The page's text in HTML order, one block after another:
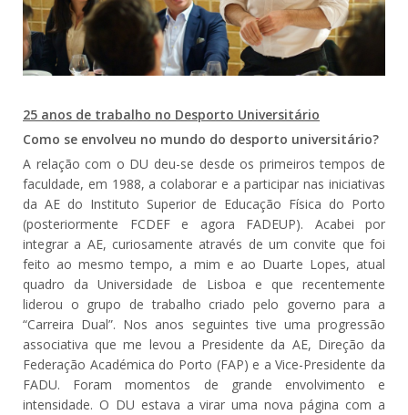
25 anos de trabalho no Desporto Universitário
Como se envolveu no mundo do desporto universitário?
A relação com o DU deu-se desde os primeiros tempos de
faculdade, em 1988, a colaborar e a participar nas iniciativas
da AE do Instituto Superior de Educação Física do Porto
(posteriormente FCDEF e agora FADEUP). Acabei por
integrar a AE, curiosamente através de um convite que foi
feito ao mesmo tempo, a mim e ao Duarte Lopes, atual
quadro da Universidade de Lisboa e que recentemente
liderou o grupo de trabalho criado pelo governo para a
“Carreira Dual”. Nos anos seguintes tive uma progressão
associativa que me levou a Presidente da AE, Direção da
Federação Académica do Porto (FAP) e a Vice-Presidente da
FADU. Foram momentos de grande envolvimento e
intensidade. O DU estava a virar uma nova página com a